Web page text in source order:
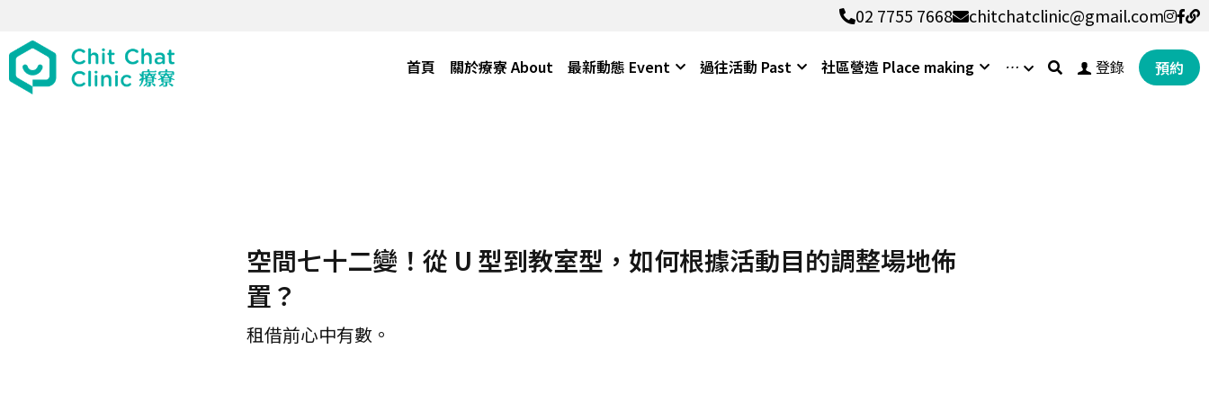
02 7755 7668 chitchatclinic@gmail.com
02 7755 7668 chitchatclinic@gmail.com
首頁 關於療寮 About 最新動態 Event 過往活動 Past 社區營造 Place making … 登錄 預約
空間七十二變！從 U 型到教室型，如何根據活動目的調整場地佈
置？
租借前心中有數。